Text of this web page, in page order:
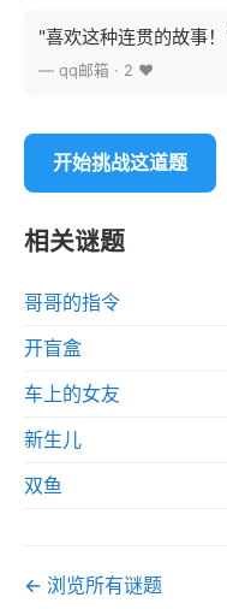
"喜欢这种连贯的故事
— qq邮箱 · 2 ❤️
开始挑战这道题
相关谜题
哥哥的指令
开盲盒
车上的女友
新生儿
双鱼
← 浏览所有谜题